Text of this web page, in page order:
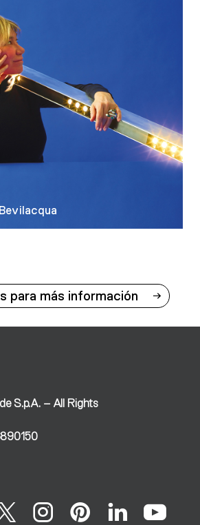
para más información
S.p.A. – All Rights